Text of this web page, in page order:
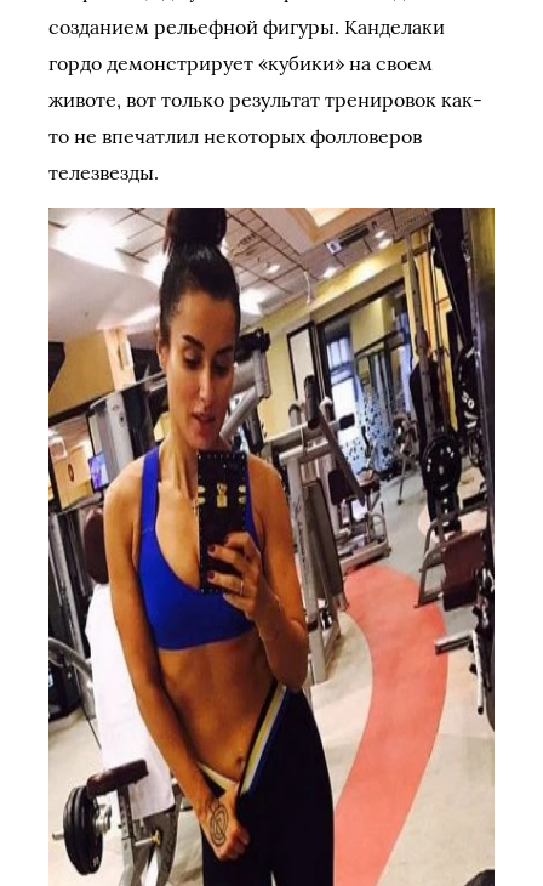
созданием рельефной фигуры. Канделаки
гордо демонстрирует «кубики» на своем
животе, вот только результат тренировок как-
то не впечатлил некоторых фолловеров
телезвезды.